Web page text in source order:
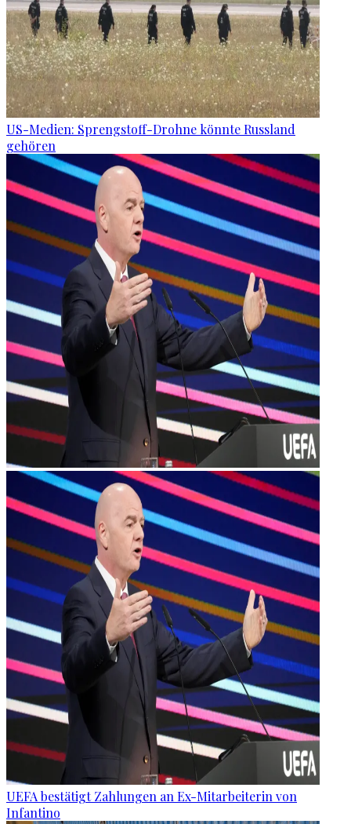
US-Medien: Sprengstoff-Drohne könnte Russland
gehören
UEFA bestätigt Zahlungen an Ex-Mitarbeiterin von
Infantino